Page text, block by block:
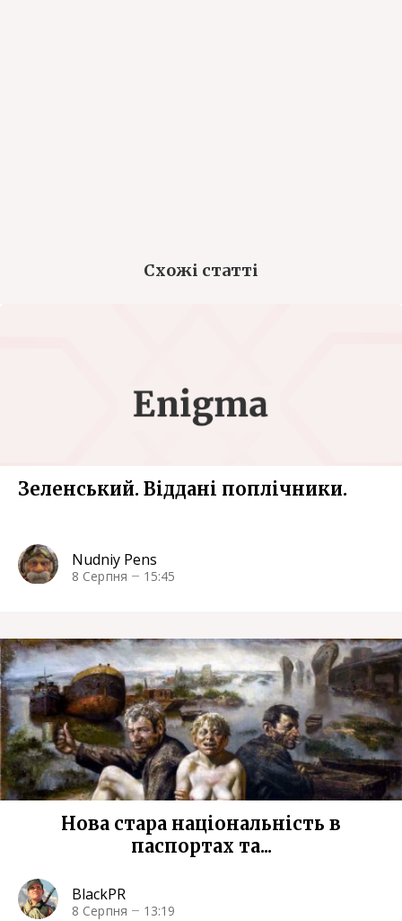
Схожі статті
Зеленський. Віддані поплічники.
Nudniy Pens
8 Серпня 15:45
Нова стара національність в
паспортах та...
BlackPR
8 Серпня 13:19